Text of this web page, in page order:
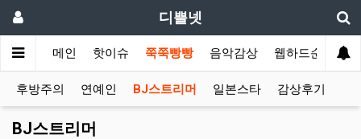
디쁠넷
메인 핫이슈 쭉쭉빵빵 음악감상 웹하드순위
후방주의 연예인 BJ스트리머 일본스타 감상후기
BJ스트리머